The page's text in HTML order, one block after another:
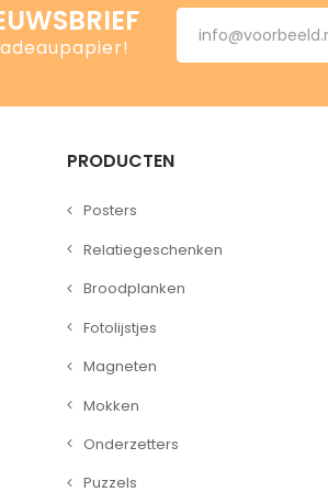
PRODUCTEN
Posters
Relatiegeschenken
Broodplanken
Fotolijstjes
Magneten
Mokken
Onderzetters
Puzzels